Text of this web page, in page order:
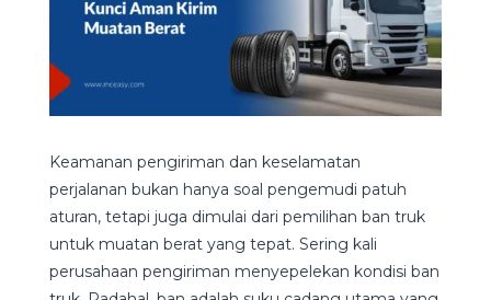
Keamanan pengiriman dan keselamatan
perjalanan bukan hanya soal pengemudi patuh
aturan, tetapi juga dimulai dari pemilihan ban truk
untuk muatan berat yang tepat. Sering kali
perusahaan pengiriman menyepelekan kondisi ban